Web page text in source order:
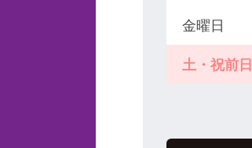
金曜日
土・祝前日